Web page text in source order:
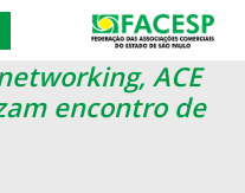
ACE
encontro de